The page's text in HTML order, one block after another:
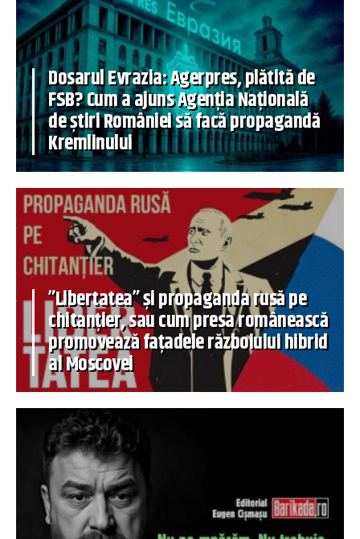
Dosarul Evrazia: Agerpres, plătită de
FSB? Cum a ajuns Agenția Națională
de știri României să facă propagandă
Kremlinului
”Libertatea” și propaganda rusă pe
chitanțier, sau cum presa românească
promovează fațadele războiului hibrid
al Moscovei